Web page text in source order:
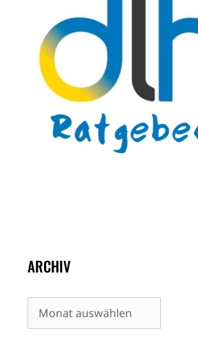
ARCHIV
Archiv